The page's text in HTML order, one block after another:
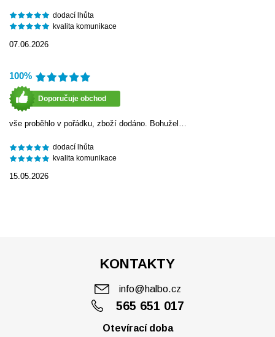
dodací lhůta
kvalita komunikace
07.06.2026
100%
Doporučuje obchod
vše proběhlo v pořádku, zboží dodáno. Bohužel…
dodací lhůta
kvalita komunikace
15.05.2026
KONTAKTY
565 651 017
info@halbo.cz
Otevírací doba